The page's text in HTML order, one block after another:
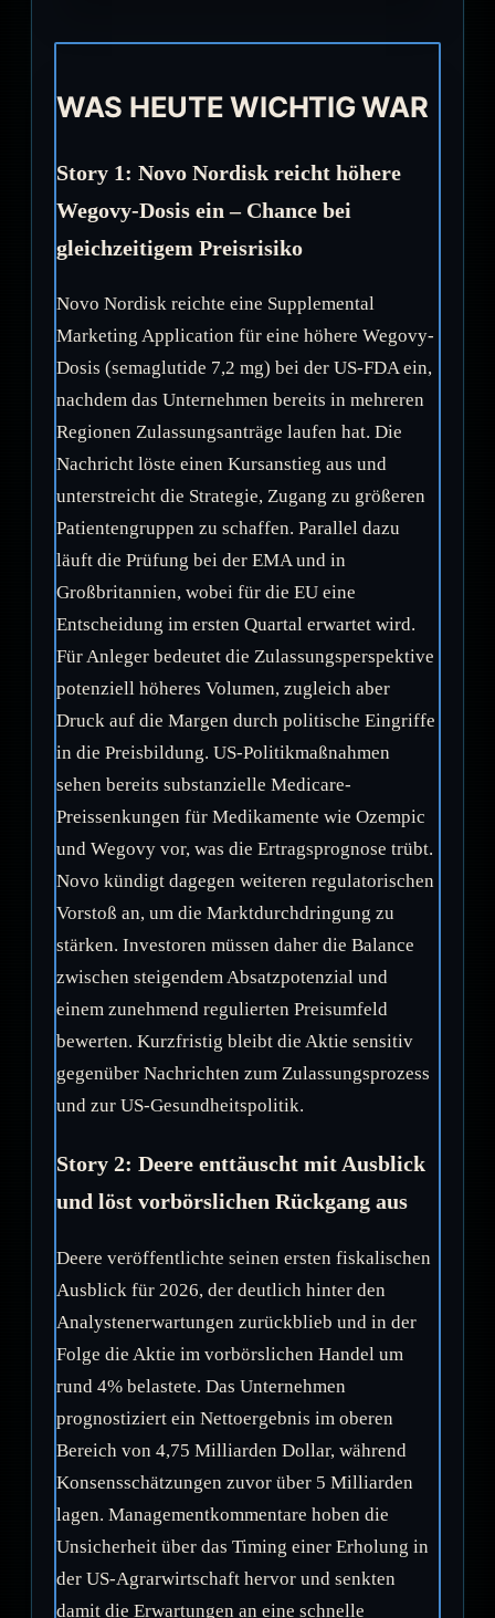
WAS HEUTE WICHTIG WAR
Story 1: Novo Nordisk reicht höhere
Wegovy-Dosis ein – Chance bei
gleichzeitigem Preisrisiko
Novo Nordisk reichte eine Supplemental
Marketing Application für eine höhere Wegovy-
Dosis (semaglutide 7,2 mg) bei der US-FDA ein,
nachdem das Unternehmen bereits in mehreren
Regionen Zulassungsanträge laufen hat. Die
Nachricht löste einen Kursanstieg aus und
unterstreicht die Strategie, Zugang zu größeren
Patientengruppen zu schaffen. Parallel dazu
läuft die Prüfung bei der EMA und in
Großbritannien, wobei für die EU eine
Entscheidung im ersten Quartal erwartet wird.
Für Anleger bedeutet die Zulassungsperspektive
potenziell höheres Volumen, zugleich aber
Druck auf die Margen durch politische Eingriffe
in die Preisbildung. US-Politikmaßnahmen
sehen bereits substanzielle Medicare-
Preissenkungen für Medikamente wie Ozempic
und Wegovy vor, was die Ertragsprognose trübt.
Novo kündigt dagegen weiteren regulatorischen
Vorstoß an, um die Marktdurchdringung zu
stärken. Investoren müssen daher die Balance
zwischen steigendem Absatzpotenzial und
einem zunehmend regulierten Preisumfeld
bewerten. Kurzfristig bleibt die Aktie sensitiv
gegenüber Nachrichten zum Zulassungsprozess
und zur US-Gesundheitspolitik.
Story 2: Deere enttäuscht mit Ausblick
und löst vorbörslichen Rückgang aus
Deere veröffentlichte seinen ersten fiskalischen
Ausblick für 2026, der deutlich hinter den
Analystenerwartungen zurückblieb und in der
Folge die Aktie im vorbörslichen Handel um
rund 4% belastete. Das Unternehmen
prognostiziert ein Nettoergebnis im oberen
Bereich von 4,75 Milliarden Dollar, während
Konsensschätzungen zuvor über 5 Milliarden
lagen. Managementkommentare hoben die
Unsicherheit über das Timing einer Erholung in
der US-Agrarwirtschaft hervor und senkten
damit die Erwartungen an eine schnelle